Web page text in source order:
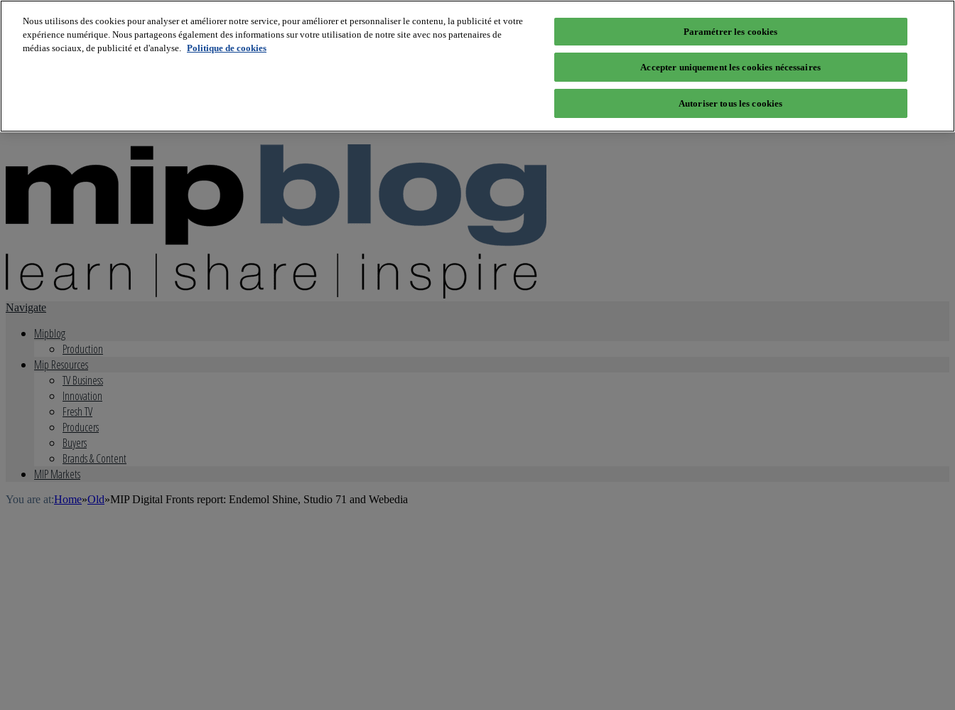
About us
Navigate
Mipblog
Production
Mip Resources
TV Business
Innovation
Fresh TV
Producers
Buyers
Brands & Content
MIP Markets
You are at:Home»Old»MIP Digital Fronts report: Endemol Shine, Studio 71 and Webedia
Nous utilisons des cookies pour analyser et améliorer notre service, pour améliorer et personnaliser le contenu, la publicité et votre
expérience numérique. Nous partageons également des informations sur votre utilisation de notre site avec nos partenaires de
médias sociaux, de publicité et d'analyse. Politique de cookies
Paramétrer les cookies
Accepter uniquement les cookies nécessaires
Autoriser tous les cookies